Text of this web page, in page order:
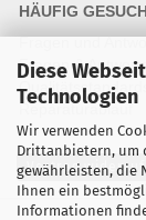
Diese
Technologien
Wir verwenden
Drittanbietern, um
gewährleisten, die
Ihnen ein
Informationen
HÄUFIG
Fragen und
Fragen &
Reparaturablauf
Vertrag